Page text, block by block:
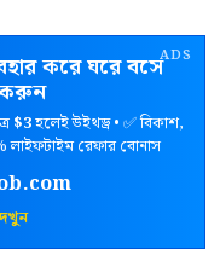
ADS
করে ঘরে বসে
$3হলেই উইথড্র • ✅ বিকাশ,
লাইফটাইম রেফার বোনাস